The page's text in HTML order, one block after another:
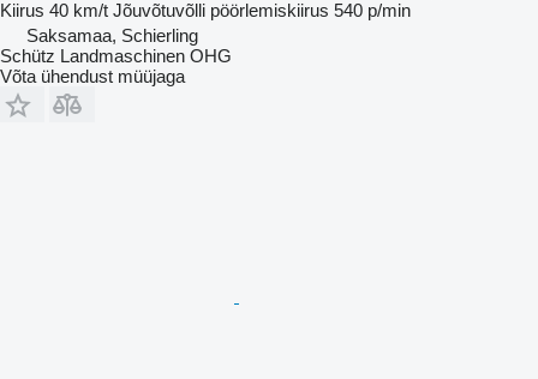
Kiirus 40 km/t Jõuvõtuvõlli pöörlemiskiirus 540 p/min
Saksamaa, Schierling
Schütz Landmaschinen OHG
Võta ühendust müüjaga